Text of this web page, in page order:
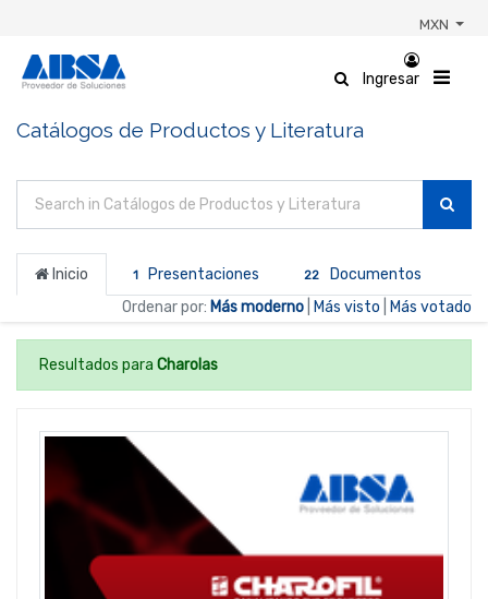
MXN
Ingresar
Catálogos de Productos y Literatura
Inicio 1 Presentaciones 22
Documentos
Ordenar por: Más moderno Más visto Más votado
Resultados para Charolas